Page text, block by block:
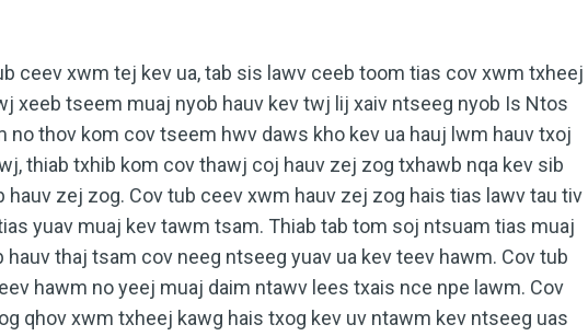
ceev xwm tej kev ua, tab sis lawv ceeb toom tias cov xwm txheej
xeeb tseem muaj nyob hauv kev twj lij xaiv ntseeg nyob Is Ntos
no thov kom cov tseem hwv daws kho kev ua hauj lwm hauv txoj
thiab txhib kom cov thawj coj hauv zej zog txhawb nqa kev sib
hauv zej zog. Cov tub ceev xwm hauv zej zog hais tias lawv tau tiv
yuav muaj kev tawm tsam. Thiab tab tom soj ntsuam tias muaj
hauv thaj tsam cov neeg ntseeg yuav ua kev teev hawm. Cov tub
hawm no yeej muaj daim ntawv lees txais nce npe lawm. Cov
qhov xwm txheej kawg hais txog kev uv ntawm kev ntseeg uas